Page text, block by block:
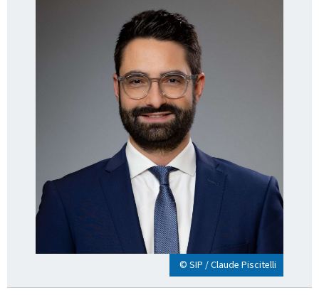
© SIP / Claude Piscitelli